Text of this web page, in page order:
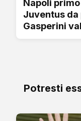
Napoli
Juventus da
Gasperini
Potresti